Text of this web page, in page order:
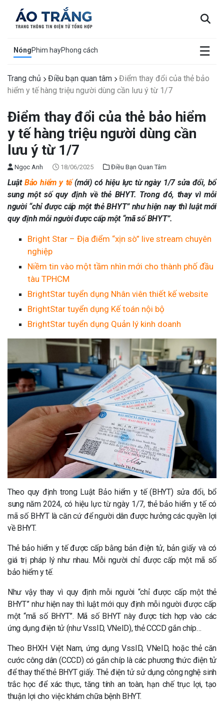
NóngPhim hayPhong cách ☰
×
Trang chủ Điều bạn quan tâm
Điểm thay đổi của thẻ bảo
hiểm y tế hàng triệu người dùng cần lưu ý từ 1/7
Điểm thay đổi của thẻ bảo hiểm
y tế hàng triệu người dùng cần
lưu ý từ 1/7
Ngọc Anh 18/06/2025 Điều Bạn Quan Tâm
LuậtBảo hiểm y tế(mới) có hiệu lực từ ngày 1/7 sửa đổi, bổ
sung một số quy định về thẻ BHYT. Trong đó, thay vì mỗi
người “chỉ được cấp một thẻ BHYT” như hiện nay thì luật mới
quy định mỗi người được cấp một “mã số BHYT”.
Bright Star – Địa điểm “xịn sò” live stream chuyên
nghiệp
Niềm tin vào một tầm nhìn mới cho thành phố đầu
tàu TPHCM
BrightStar tuyển dụng Nhân viên thiết kế website
BrightStar tuyển dụng Kế toán nội bộ
BrightStar tuyển dụng Quản lý kinh doanh
Theo quy định trong Luật Bảo hiểm y tế (BHYT) sửa đổi, bổ
sung năm 2024, có hiệu lực từ ngày 1/7, thẻ bảo hiểm y tế có
mã số BHYT là căn cứ để người dân được hưởng các quyền lợi
về BHYT.
Thẻ bảo hiểm y tế được cấp bằng bản điện tử, bản giấy và có
giá trị pháp lý như nhau. Mỗi người chỉ được cấp một mã số
bảo hiểm y tế.
Như vậy thay vì quy định mỗi người “chỉ được cấp một thẻ
BHYT” như hiện nay thì luật mới quy định mỗi người được cấp
một “mã số BHYT”. Mã số BHYT này được tích hợp vào các
ứng dụng điện tử (như VssID, VNeID), thẻ CCCD gắn chíp…
Theo BHXH Việt Nam, ứng dụng VssID, VNeID, hoặc thẻ căn
cước công dân (CCCD) có gắn chíp là các phương thức điện tử
để thay thế thẻ BHYT giấy. Thẻ điện tử sử dụng công nghệ sinh
trắc học để xác thực, tăng tính an toàn, hạn chế trục lợi, tạo
thuận lợi cho việc khám chữa bệnh BHYT.